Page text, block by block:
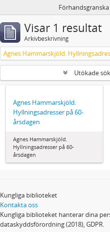
Visar 1 resultat
Arkivbeskrivning
Utökade
Agnes Hammarskjöld.
Hyllningsadresser på 60-
årsdagen
Agnes Hammarskjöld.
Hyllningsadresser på 60-
årsdagen
Kungliga biblioteket
Kontakta oss
Kungliga biblioteket hanterar dina
dataskyddsförordning (2018), GDPR.